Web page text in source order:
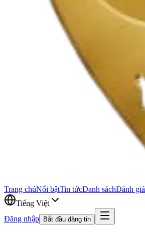
Trang chủNổi bậtTin tứcDanh sáchĐánh giá
Tiếng Việt
Đăng nhập
Bắt đầu đăng tin